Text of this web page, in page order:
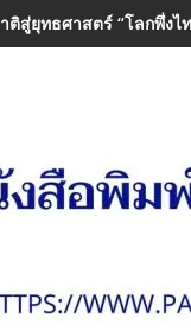
สู่ยุทธศาสตร์ “โลกพึ่งไ